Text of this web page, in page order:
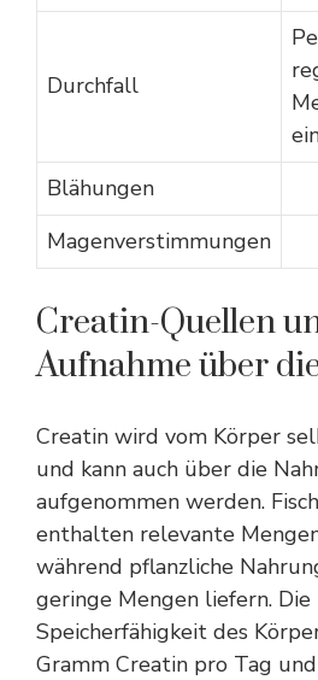
Durchfall
Blähungen
Magenverstimmungen
Creatin-Quellen
Aufnahme über
Creatin wird vom Körper
und kann auch über die
aufgenommen werden.
enthalten relevante
während pflanzliche
geringe Mengen liefern. Die
Speicherfähigkeit des
Gramm Creatin pro Tag